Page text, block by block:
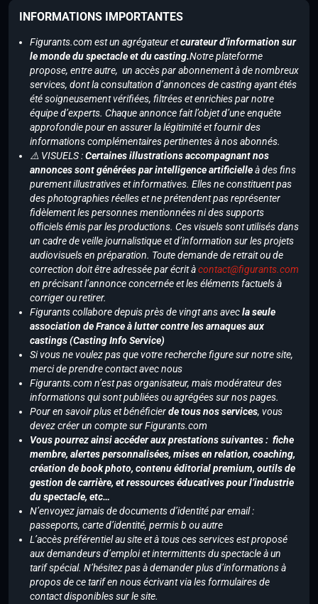
INFORMATIONS IMPORTANTES
Figurants.com est un agrégateur etcurateur d’information sur
le monde du spectacle et du casting.Notre plateforme
propose, entre autre, un accès par abonnement à de nombreux
services, dont la consultation d’annonces de casting ayant étés
été soigneusement vérifiées, filtrées et enrichies par notre
équipe d’experts. Chaque annonce fait l’objet d’une enquête
approfondie pour en assurer la légitimité et fournir des
informations complémentaires pertinentes à nos abonnés.
⚠️ VISUELS :Certaines illustrations accompagnant nos
annonces sont générées par intelligence artificielleà des fins
purement illustratives et informatives. Elles ne constituent pas
des photographies réelles et ne prétendent pas représenter
fidèlement les personnes mentionnées ni des supports
officiels émis par les productions. Ces visuels sont utilisés dans
un cadre de veille journalistique et d’information sur les projets
audiovisuels en préparation. Toute demande de retrait ou de
correction doit être adressée par écrit àcontact@figurants.com
en précisant l’annonce concernée et les éléments factuels à
corriger ou retirer.
Figurants collabore depuis près de vingt ans avecla seule
association de France à lutter contre les arnaques aux
castings (Casting Info Service)
Si vous ne voulez pas que votre recherche figure sur notre site,
merci de prendre contact avec nous
Figurants.com n’est pas organisateur, mais modérateur des
informations qui sont publiées ou agrégées sur nos pages.
Pour en savoir plus et bénéficierde tous nos services, vous
devez créer un compte sur Figurants.com
Vous pourrez ainsi accéder aux prestations suivantes : fiche
membre, alertes personnalisées, mises en relation, coaching,
création de book photo, contenu éditorial premium, outils de
gestion de carrière, et ressources éducatives pour l’industrie
du spectacle, etc…
N’envoyez jamais de documents d’identité par email :
passeports, carte d’identité, permis b ou autre
L’accès préférentiel au site et à tous ces services est proposé
aux demandeurs d’emploi et intermittents du spectacle à un
tarif spécial. N’hésitez pas à demander plus d’informations à
propos de ce tarif en nous écrivant via les formulaires de
contact disponibles sur le site.